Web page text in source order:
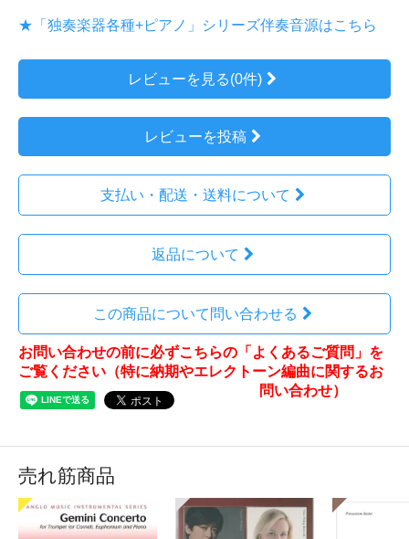
★「独奏楽器各種+ピアノ」シリーズ伴奏音源はこちら
レビューを見る(0件)
レビューを投稿
支払い・配送・送料について
返品について
この商品について問い合わせる
お問い合わせの前に必ずこちらの「よくあるご質問」を
ご覧ください（特に納期やエレクトーン編曲に関するお
問い合わせ）
売れ筋商品